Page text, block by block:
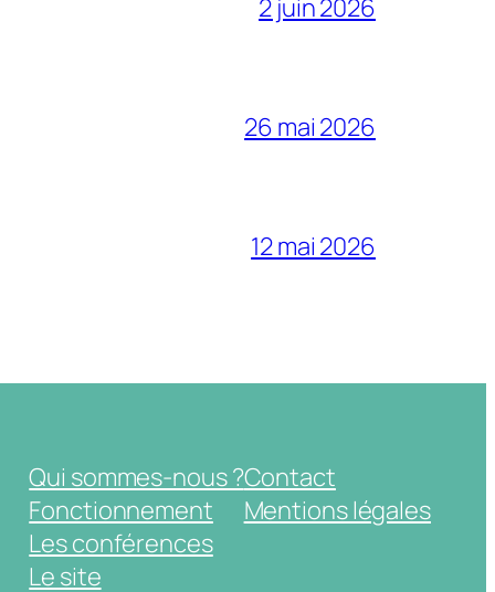
2 juin 2026
26 mai 2026
12 mai 2026
Qui sommes-nous ?
Fonctionnement
Les conférences
Le site
Contact
Mentions légales